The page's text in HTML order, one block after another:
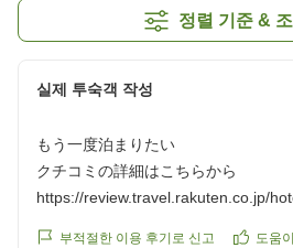
정렬 기준 &
실제 투숙객 작성
もう一度泊まりたい
クチコミの詳細はこちらから
https://review.travel.rakuten.co.jp/
부적절한 이용 후기로 신고 도움